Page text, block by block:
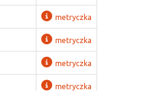
metryczka
metryczka
metryczka
metryczka